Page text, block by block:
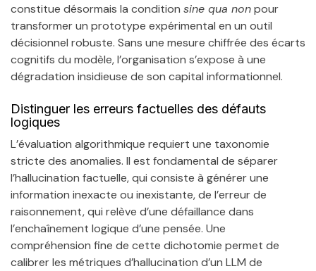
constitue désormais la condition sine qua nonpour
transformer un prototype expérimental en un outil
décisionnel robuste. Sans une mesure chiffrée des écarts
cognitifs du modèle, l’organisation s’expose à une
dégradation insidieuse de son capital informationnel.
Distinguer les erreurs factuelles des défauts
logiques
L’évaluation algorithmique requiert une taxonomie
stricte des anomalies. Il est fondamental de séparer
l’hallucination factuelle, qui consiste à générer une
information inexacte ou inexistante, de l’erreur de
raisonnement, qui relève d’une défaillance dans
l’enchaînement logique d’une pensée. Une
compréhension fine de cette dichotomie permet de
calibrer les métriques d’hallucination d’un LLM de